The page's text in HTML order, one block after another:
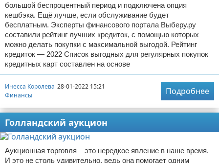
большой беспроцентный период и подключена опция
кешбэка. Ещё лучше, если обслуживание будет
бесплатным. Эксперты финансового портала Выберу.ру
составили рейтинг лучших кредиток, с помощью которых
можно делать покупки с максимальной выгодой. Рейтинг
кредиток — 2022 Список выгодных для регулярных покупок
кредитных карт составлен на основе
Инесса Королева 28-01-2022 15:21
Финансы
Подробнее
Голландский аукцион
Аукционная торговля – это нередкое явление в наше время.
И это не столь удивительно, ведь она помогает одним